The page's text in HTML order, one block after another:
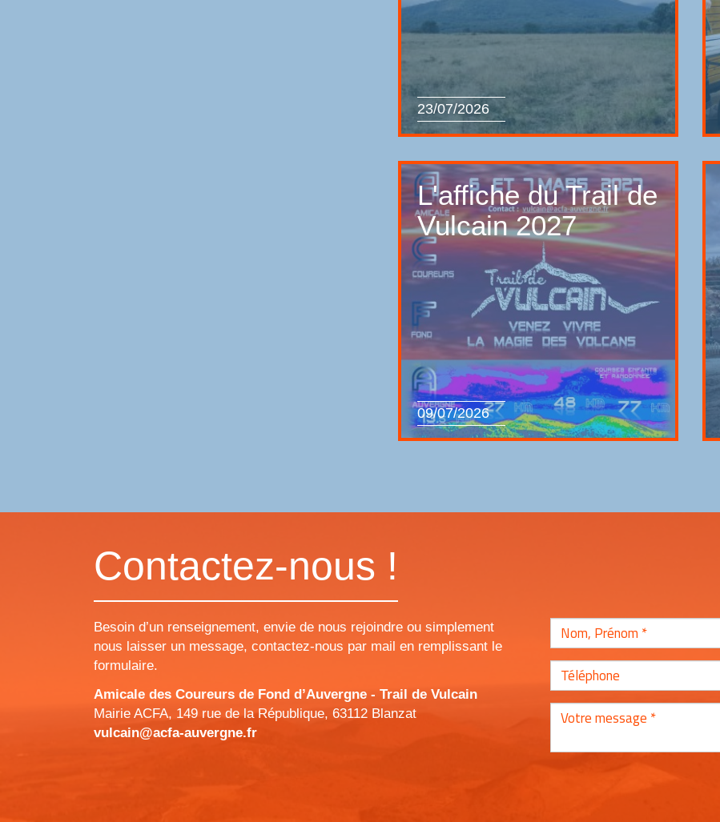
23/07/2026
L'affiche du Trail de
Vulcain 2027
09/07/2026
Contactez-nous !
Besoin d’un renseignement, envie de nous rejoindre ou simplement
nous laisser un message, contactez-nous par mail en remplissant le
formulaire.
Amicale des Coureurs de Fond d’Auvergne - Trail de Vulcain
Mairie ACFA, 149 rue de la République, 63112 Blanzat
vulcain@acfa-auvergne.fr